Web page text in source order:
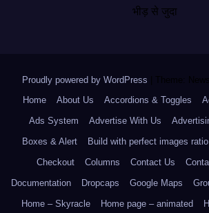
भीड़ से जुदा
Proudly powered by WordPress Theme:
Home
About Us Accordions & Toggles
Ads System
Advertise With Us
Boxes & Alert
Build with perfect images ratio
Checkout
Columns Contact Us
Documentation
Dropcaps Google Maps
Home – Skyracle
Home page – animated